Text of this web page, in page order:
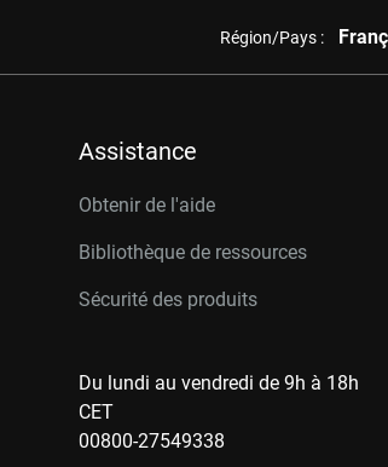
Région/Pays :
Assistance
Obtenir de l'aide
Bibliothèque de ressources
Sécurité des produits
Du lundi au vendredi de 9h à 18h
CET
00800-27549338